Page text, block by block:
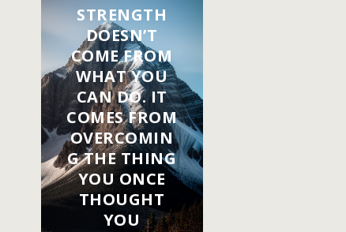
STRENGTH
DOESN’T
COME FROM
WHAT YOU
CAN DO. IT
COMES FROM
OVERCOMIN
G THE THING
YOU ONCE
THOUGHT
YOU